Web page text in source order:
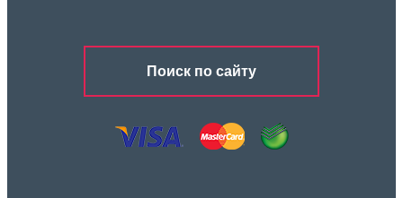
Поиск по сайту